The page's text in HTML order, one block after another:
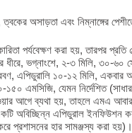
অসাড়তা এবং নিম্নাঙ্গের
পর্যবেক্ষণ করা হয়, তারপর
ধীরে, ভগ্নাংশে, ২-৩ মিলি, ৩০-৬০
এপিডুরালি ১০-১২ মিলি, একবার
এমসিজি, যেমন নির্দেশিত
আগে ব্যথা হয়, তাহলে এমএ
একটি অবিচ্ছিন্ন এপিডুরাল
প্রশাসনের হার সামঞ্জস্য করা হয়)।